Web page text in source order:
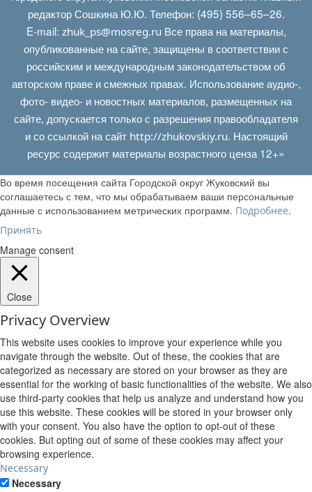
редактор Сошкина Ю.Ю. Телефон: (495) 556–65–26.
E‑mail: zhuk_ps@mosreg.ruВсе права на материалы,
опубликованные на сайте, защищены в соответствии с
российским и международным законодательством об
авторском праве и смежных правах. Использование аудио-,
фото- видео- и новостных материалов, размещенных на
сайте, допускается только с разрешения правообладателя
и со ссылкой на сайт http://zhukovskiy.ru. Настоящий
ресурс содержит материалы возрастного ценза 12+»
Во время посещения сайта Городской округ Жуковский вы
соглашаетесь с тем, что мы обрабатываем ваши персональные
данные с использованием метрических программ. Подробнее.
Принять
Manage consent
Close
Privacy Overview
This website uses cookies to improve your experience while you
navigate through the website. Out of these, the cookies that are
categorized as necessary are stored on your browser as they are
essential for the working of basic functionalities of the website. We also
use third-party cookies that help us analyze and understand how you
use this website. These cookies will be stored in your browser only
with your consent. You also have the option to opt-out of these
cookies. But opting out of some of these cookies may affect your
browsing experience.
Necessary
Necessary